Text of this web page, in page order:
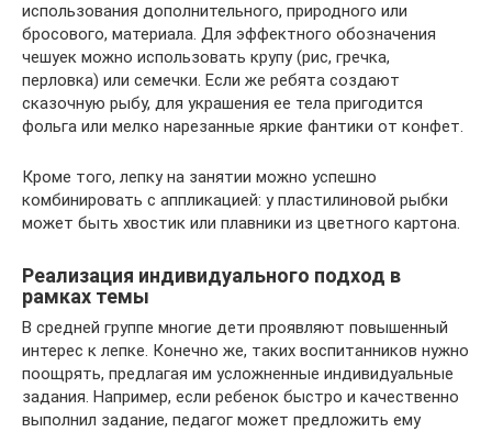
использования дополнительного, природного или
бросового, материала. Для эффектного обозначения
чешуек можно использовать крупу (рис, гречка,
перловка) или семечки. Если же ребята создают
сказочную рыбу, для украшения ее тела пригодится
фольга или мелко нарезанные яркие фантики от конфет.
Кроме того, лепку на занятии можно успешно
комбинировать с аппликацией: у пластилиновой рыбки
может быть хвостик или плавники из цветного картона.
Реализация индивидуального подход в
рамках темы
В средней группе многие дети проявляют повышенный
интерес к лепке. Конечно же, таких воспитанников нужно
поощрять, предлагая им усложненные индивидуальные
задания. Например, если ребенок быстро и качественно
выполнил задание, педагог может предложить ему